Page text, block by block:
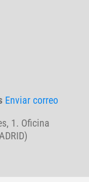
Enviar correo
1. Oficina